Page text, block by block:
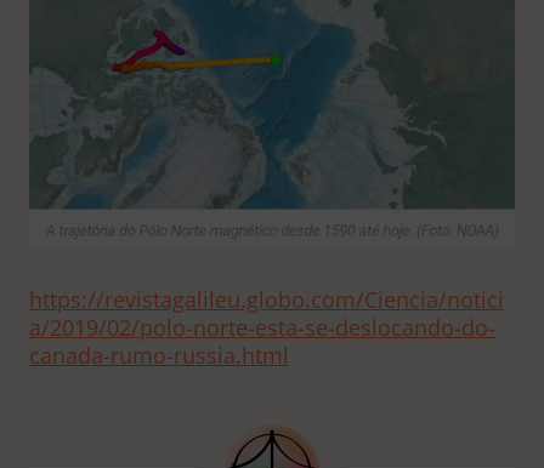
https://revistagalileu.globo.com/Ciencia/notici
a/2019/02/polo-norte-esta-se-deslocando-do-
canada-rumo-russia.html